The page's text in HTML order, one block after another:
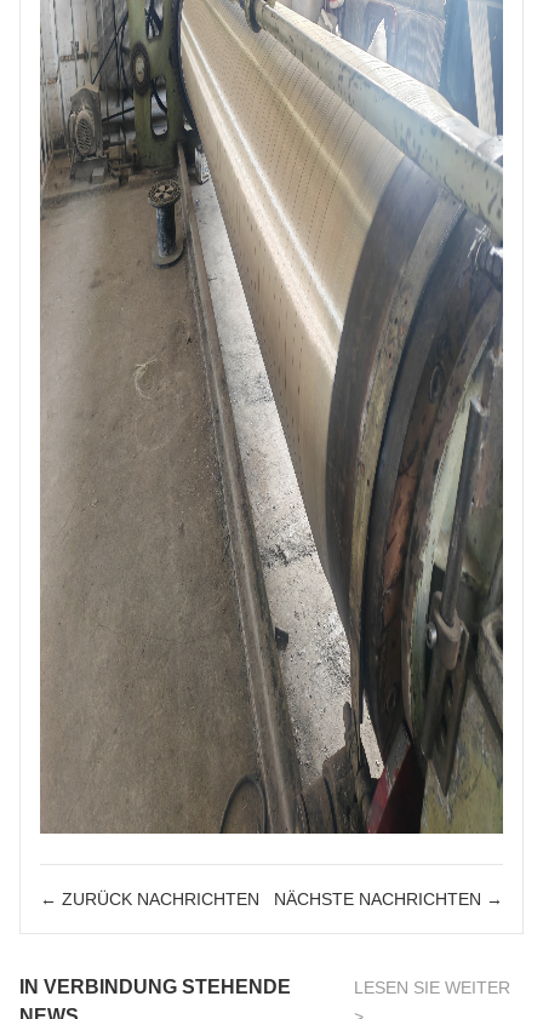
← ZURÜCK NACHRICHTEN NÄCHSTE NACHRICHTEN →
IN VERBINDUNG STEHENDE
LESEN SIE WEITER